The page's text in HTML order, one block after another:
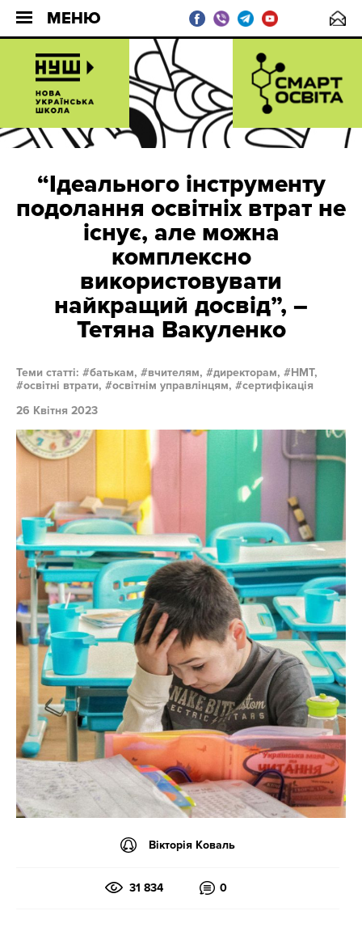
МЕНЮ
“Ідеального інструменту
подолання освітніх втрат не
існує, але можна
комплексно
використовувати
найкращий досвід”, –
Тетяна Вакуленко
Теми статті: батькам, вчителям, директорам,
НМТ,
освітні втрати,
освітнім управлінцям,
сертифікація
26 Квітня 2023
Вікторія Коваль
31 834 0